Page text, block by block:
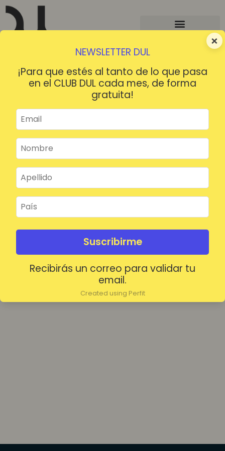
×
NEWSLETTER DUL
¡Para que estés al tanto de lo que pasa
en el CLUB DUL cada mes, de forma
gratuita!
Suscribirme
Recibirás un correo para validar tu
email.
Created using Perfit
¡HOLA!
Mantenerme conectado
Acceder